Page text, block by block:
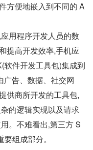
方便地嵌入到不同的 A
用程序开发人员的数
提高开发效率,手机应
软件开发工具包)集成到
广告、数据、社交网
供商所开发的工具包,
的逻辑实现以及请求
。不难看出,第三方 S
组成部分。